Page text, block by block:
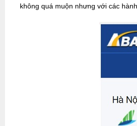
không quá muộn nhưng với các